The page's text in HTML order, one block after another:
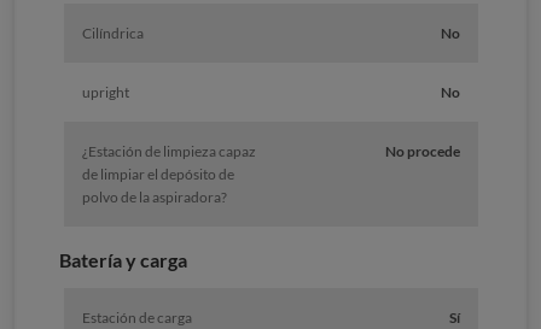
Cilíndrica No
upright No
¿Estación de limpieza capaz
de limpiar el depósito de
polvo de la aspiradora?
No procede
Batería y carga
Estación de carga Sí